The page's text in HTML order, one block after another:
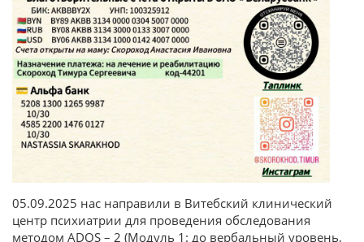
05.09.2025 нас направили в Витебский клинический
центр психиатрии для проведения обследования
методом ADOS – 2 (Модуль 1: до вербальный уровень,